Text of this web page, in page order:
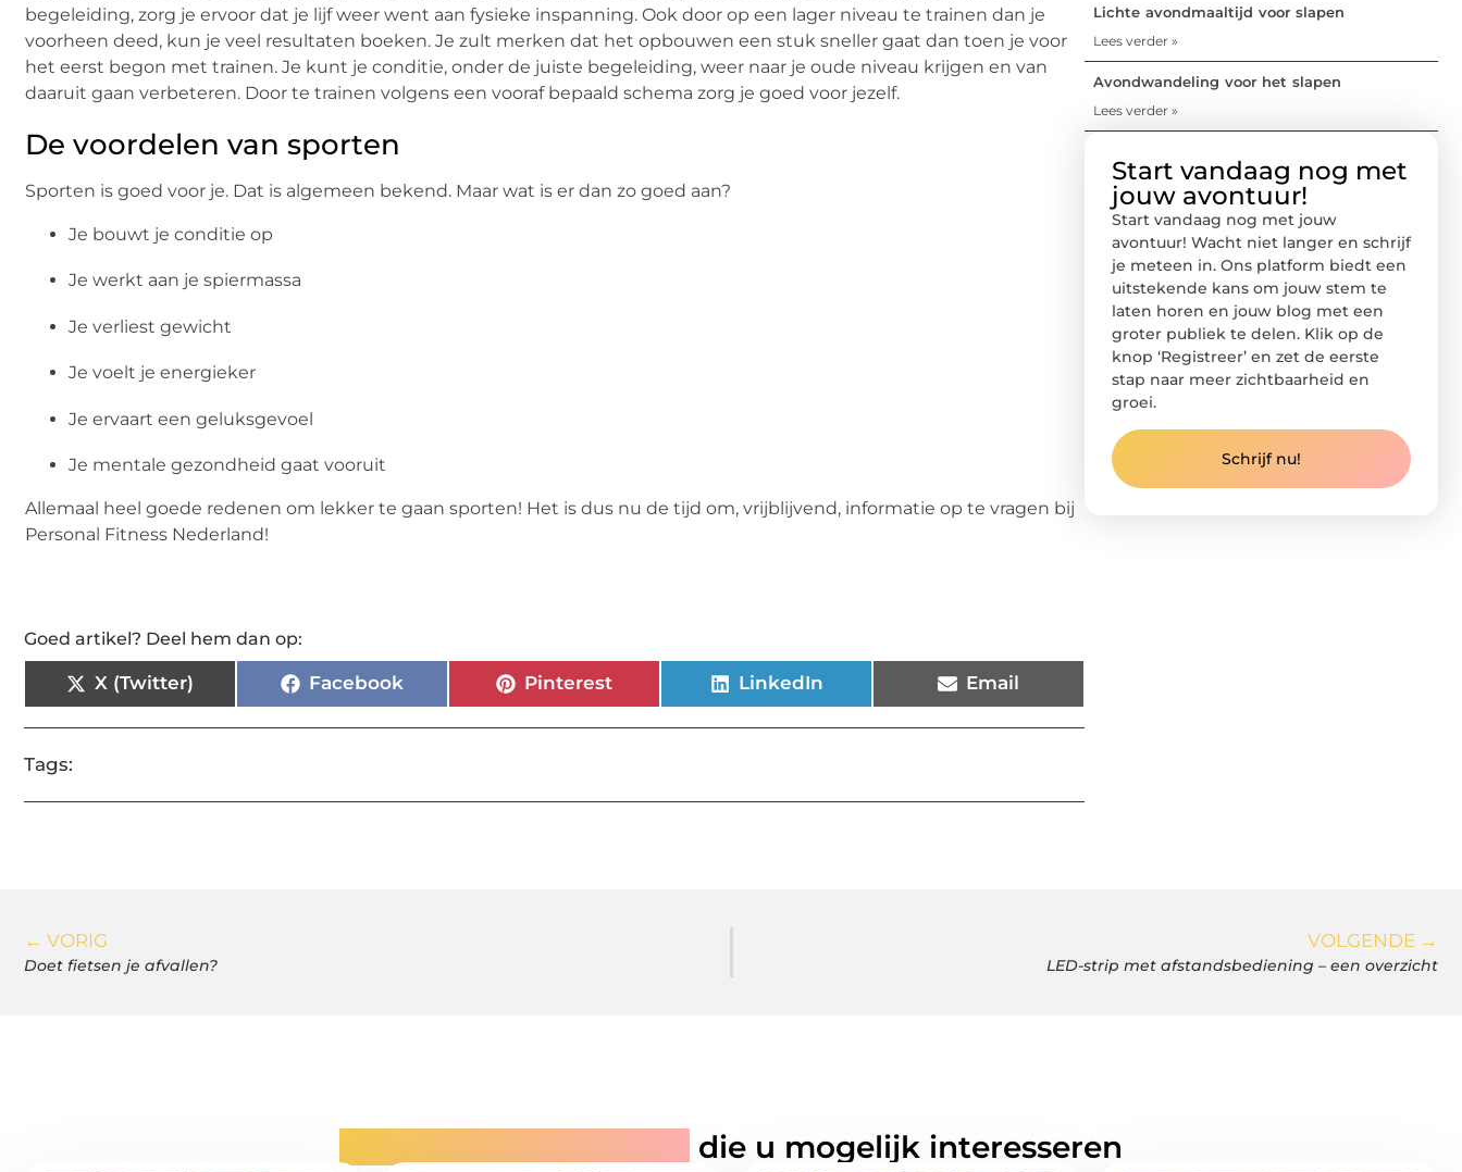
begeleiding, zorg je ervoor dat je lijf weer went aan fysieke inspanning. Ook door op een lager niveau te trainen dan je
voorheen deed, kun je veel resultaten boeken. Je zult merken dat het opbouwen een stuk sneller gaat dan toen je voor
het eerst begon met trainen. Je kunt je conditie, onder de juiste begeleiding, weer naar je oude niveau krijgen en van
daaruit gaan verbeteren. Door te trainen volgens een vooraf bepaald schema zorg je goed voor jezelf.
De voordelen van sporten
Sporten is goed voor je. Dat is algemeen bekend. Maar wat is er dan zo goed aan?
Je bouwt je conditie op
Je werkt aan je spiermassa
Je verliest gewicht
Je voelt je energieker
Je ervaart een geluksgevoel
Je mentale gezondheid gaat vooruit
Allemaal heel goede redenen om lekker te gaan sporten! Het is dus nu de tijd om, vrijblijvend, informatie op te vragen bij
Personal Fitness Nederland!
Goed artikel? Deel hem dan op:
X (Twitter) Facebook Pinterest LinkedIn Email
Tags:
Lichte avondmaaltijd voor slapen
Lees verder »
Avondwandeling voor het slapen
Lees verder »
Start vandaag nog met
jouw avontuur!
Start vandaag nog met jouw
avontuur! Wacht niet langer en schrijf
je meteen in. Ons platform biedt een
uitstekende kans om jouw stem te
laten horen en jouw blog met een
groter publiek te delen. Klik op de
knop ‘Registreer’ en zet de eerste
stap naar meer zichtbaarheid en
groei.
Schrijf nu!
← VORIG
Doet fietsen je afvallen?
VOLGENDE →
LED-strip met afstandsbediening – een overzicht
die u mogelijk interesseren